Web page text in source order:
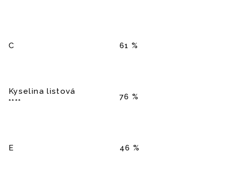
C 61 %
Kyselina listová
****
76 %
E 46 %